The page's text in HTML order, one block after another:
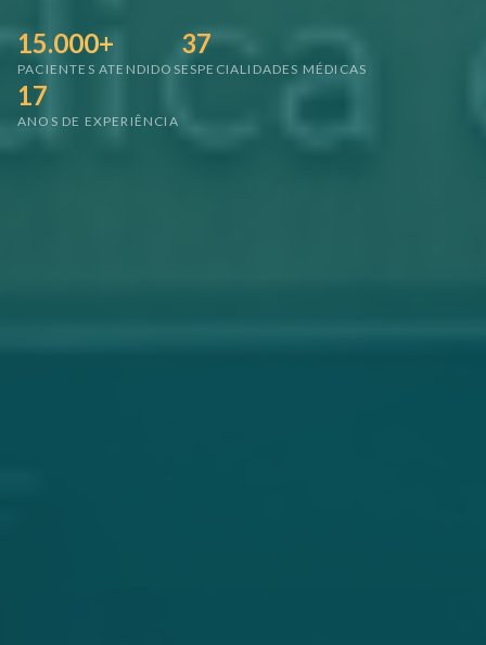
15.000+
PACIENTES ATENDIDOS
37
ESPECIALIDADES MÉDICAS
17
ANOS DE EXPERIÊNCIA